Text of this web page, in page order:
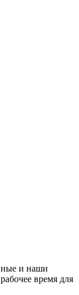
и наши
время для